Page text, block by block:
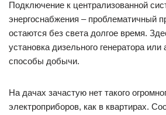
Подключение к централизованной
энергоснабжения – проблематичный
остаются без света долгое время.
установка дизельного генератора
способы добычи.
На дачах зачастую нет такого
электроприборов, как в квартирах.